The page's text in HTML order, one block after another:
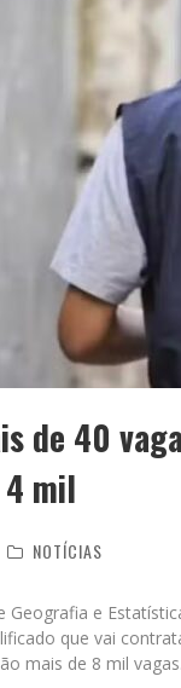
de 40
4 mil
NOTÍCIAS
e
que vai
mais de 8 mil vagas.